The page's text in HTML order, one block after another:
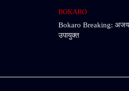
BOKARO
Bokaro Breaking: अजय
उपायुक्त